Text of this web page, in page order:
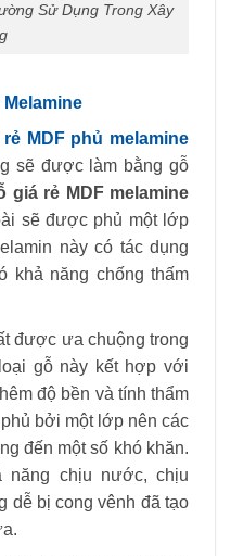
Sử Dụng Trong Xây
MDF phủ melamine
sẽ được làm bằng gỗ
giá rẻ MDF melamine
sẽ được phủ một lớp
này có tác dụng
khả năng chống thấm
được ưa chuộng trong
gỗ này kết hợp với
độ bền và tính thẩm
bởi một lớp nên các
đến một số khó khăn.
chịu nước, chịu
dễ bị cong vênh đã tạo